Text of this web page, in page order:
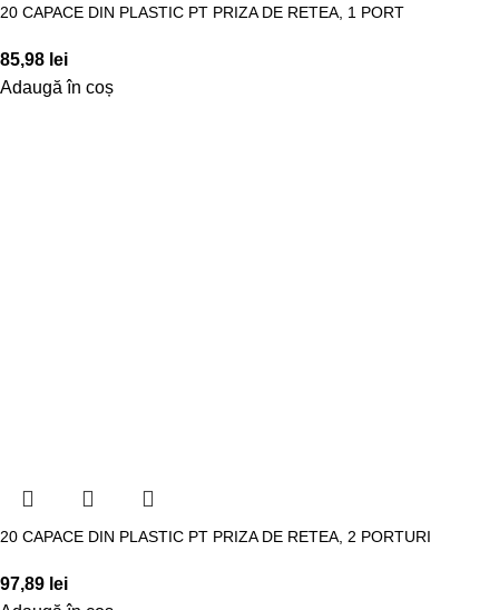
20 CAPACE DIN PLASTIC PT PRIZA DE RETEA, 1 PORT
85,98 lei
Adaugă în coș
20 CAPACE DIN PLASTIC PT PRIZA DE RETEA, 2 PORTURI
97,89 lei